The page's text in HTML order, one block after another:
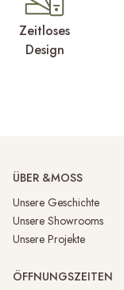
Zeitloses
Design
ÜBER &MOSS
Unsere Geschichte
Unsere Showrooms
Unsere Projekte
ÖFFNUNGSZEITEN